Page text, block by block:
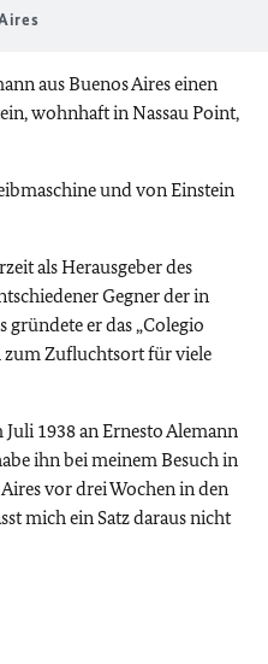
aus Buenos Aires einen
wohnhaft in Nassau Point,
und von Einstein
als Herausgeber des
Gegner der in
gründete er das „Colegio
zum Zufluchtsort für viele
1938 an Ernesto Alemann
ihn bei meinem Besuch in
vor drei Wochen in den
mich ein Satz daraus nicht